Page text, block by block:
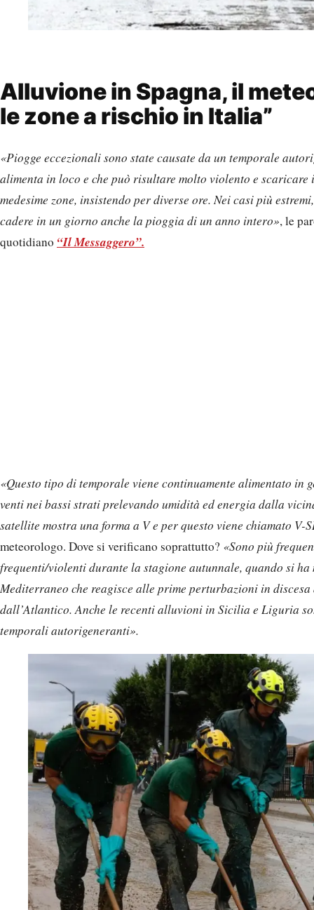
Alluvione in Spagna, il
le zone a rischio in Italia”
«Piogge eccezionali sono state causate da un temporale
alimenta in loco e che può risultare molto violento e
medesime zone, insistendo per diverse ore. Nei casi più
cadere in un giorno anche la pioggia di un anno intero», le
quotidiano “Il Messaggero”.
«Questo tipo di temporale viene continuamente alimentato in
venti nei bassi strati prelevando umidità ed energia dalla
satellite mostra una forma a V e per questo viene chiamato V-
meteorologo. Dove si verificano soprattutto? «Sono più
frequenti/violenti durante la stagione autunnale, quando si
Mediterraneo che reagisce alle prime perturbazioni in
dall’Atlantico. Anche le recenti alluvioni in Sicilia e Liguria
temporali autorigeneranti».